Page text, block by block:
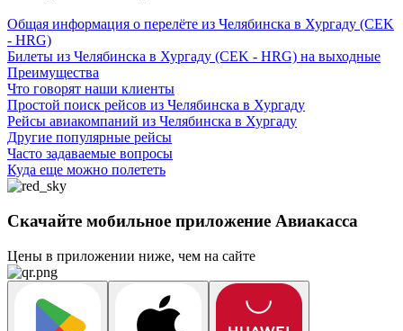
Общая информация о перелёте из Челябинска в Хургаду (CEK
- HRG)
Билеты из Челябинска в Хургаду (CEK - HRG) на выходные
Преимущества
Что говорят наши клиенты
Простой поиск рейсов из Челябинска в Хургаду
Рейсы авиакомпаний из Челябинска в Хургаду
Другие популярные рейсы
Часто задаваемые вопросы
Куда еще можно полететь
Скачайте мобильное приложение Авиакасса
Цены в приложении ниже, чем на сайте